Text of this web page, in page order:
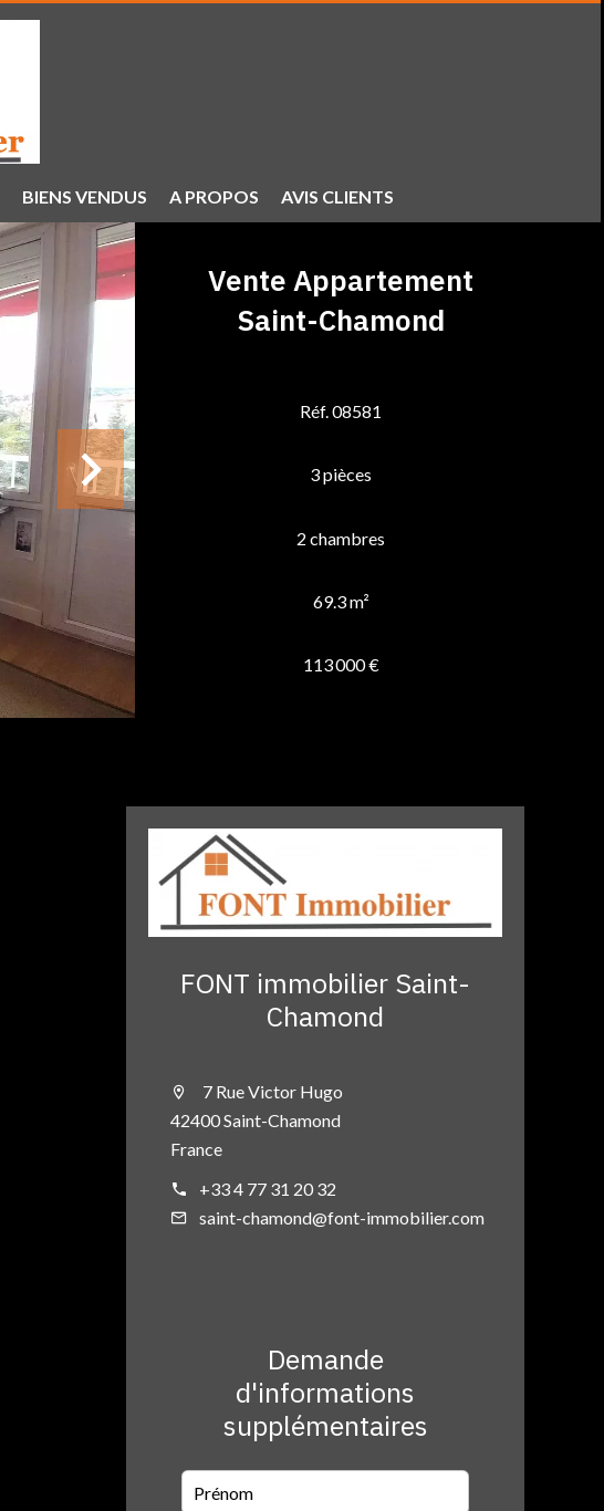
BIENS VENDUS A PROPOS AVIS CLIENTS
Vente Appartement
Saint-Chamond
Réf. 08581
3 pièces
2 chambres
69.3 m²
113 000 €
FONT immobilier Saint-
Chamond
7 Rue Victor Hugo
42400 Saint-Chamond
France
+33 4 77 31 20 32
saint-chamond@font-immobilier.com
Demande
d'informations
supplémentaires